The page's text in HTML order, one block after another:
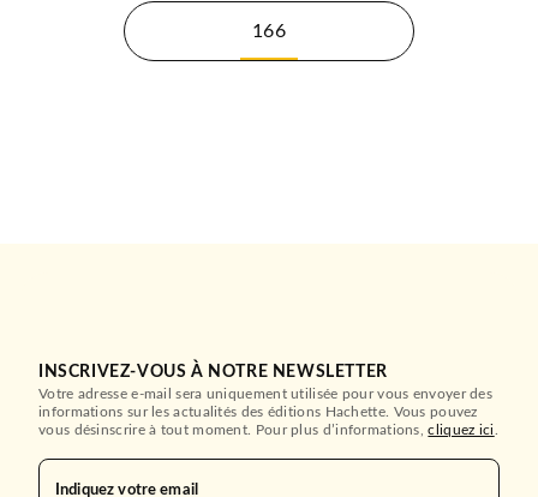
166
INSCRIVEZ-VOUS À NOTRE NEWSLETTER
Votre adresse e-mail sera uniquement utilisée pour vous envoyer des
informations sur les actualités des éditions Hachette. Vous pouvez
vous désinscrire à tout moment. Pour plus d’informations,cliquez ici
Indiquez votre email